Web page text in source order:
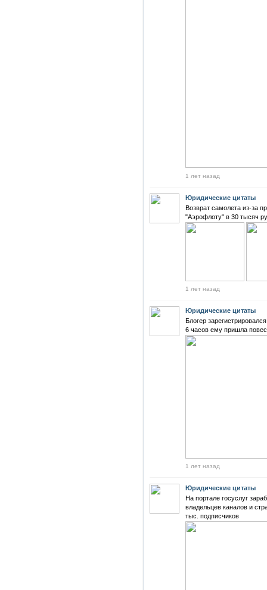
1 лет назад
Юридические цитаты
Возврат самолета из-за
"Аэрофлоту" в 30 тысяч
1 лет назад
Юридические цитаты
Блогер
6 часов ему пришла
1 лет назад
Юридические цитаты
На портале госуслуг
владельцев каналов и
тыс. подписчиков